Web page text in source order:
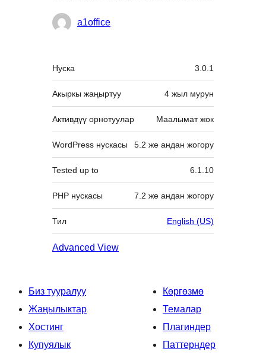
Мүчөлөрүa1office
Мета
Нуска 3.0.1
Акыркы жаңыртуу 4 жыл мурун
Активдүү орнотуулар Маалымат жок
WordPress нускасы 5.2 же андан жогору
Tested up to 6.1.10
PHP нускасы 7.2 же андан жогору
Тил English (US)
Advanced View
Биз тууралуу
Жаңылыктар
Хостинг
Купуялык
Көргөзмө
Темалар
Плагиндер
Паттерндер